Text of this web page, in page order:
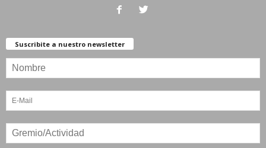
Suscribite a nuestro newsletter